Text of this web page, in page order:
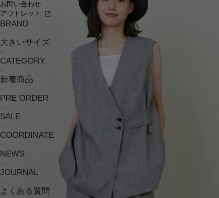
お問い合わせ
アウトレット
BRAND
大きいサイズ
CATEGORY
新着商品
PRE ORDER
SALE
COORDINATE
NEWS
JOURNAL
よくある質問